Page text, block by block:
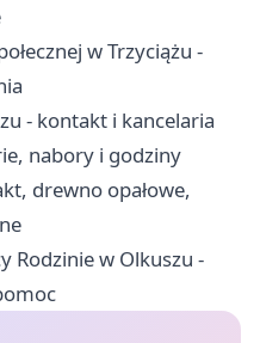
w Trzyciążu -
- kontakt i kancelaria
nabory i godziny
drewno opałowe,
Rodzinie w Olkuszu -